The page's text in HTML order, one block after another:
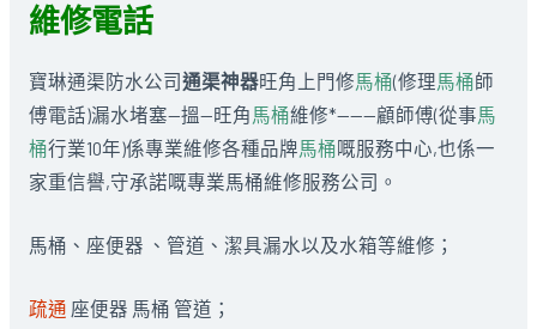
維修電話
寶琳通渠防水公司通渠神器旺角上門修馬桶(修理馬桶師
傅電話)漏水堵塞—搵—旺角 馬桶維修*———顧師傅(從事馬
桶行業10年)係專業維修各種品牌馬桶嘅服務中心,也係一
家重信譽,守承諾嘅專業馬桶維修服務公司。
馬桶、座便器 、管道、潔具漏水以及水箱等維修；
疏通 座便器 馬桶 管道；